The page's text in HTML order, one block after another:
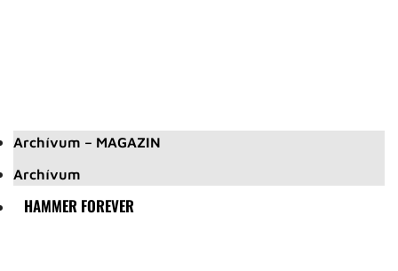
Archívum – MAGAZIN
Archívum
HAMMER FOREVER